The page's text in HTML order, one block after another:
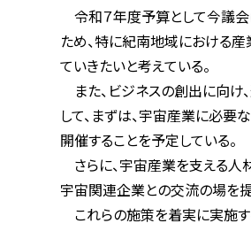
令和７年度予算として今議会に提
ため、特に紀南地域における産業
ていきたいと考えている。
また、ビジネスの創出に向け、近
して、まずは、宇宙産業に必要な
開催することを予定している。
さらに、宇宙産業を支える人材育
宇宙関連企業との交流の場を提
これらの施策を着実に実施するこ